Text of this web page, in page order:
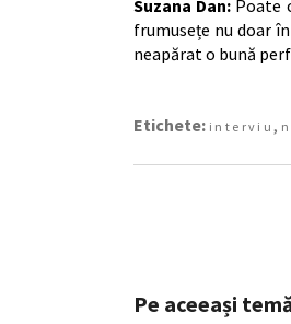
Suzana Dan: Poate
frumusețe nu doar
neapărat o bună
Etichete: interviu,
Pe aceeași